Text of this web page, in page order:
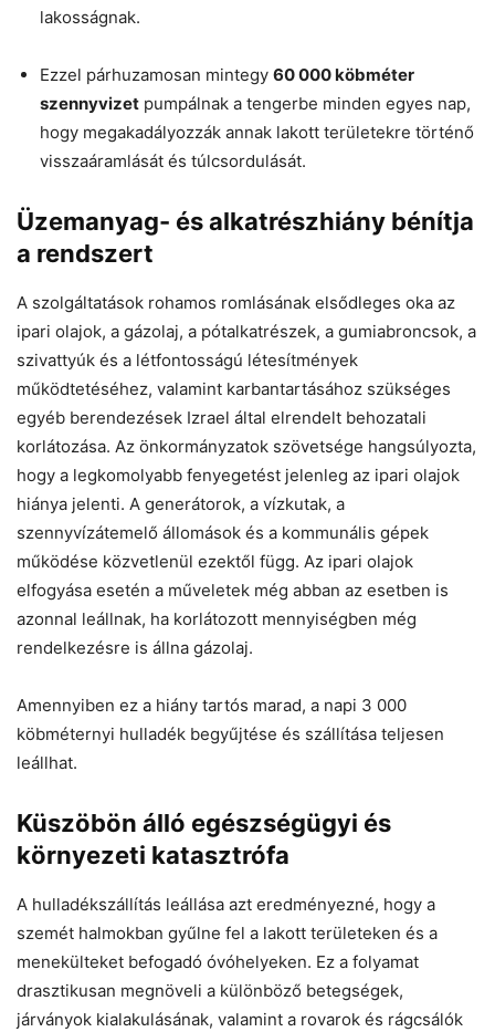
lakosságnak.
Ezzel párhuzamosan mintegy 60 000 köbméter
szennyvizet pumpálnak a tengerbe minden egyes nap,
hogy megakadályozzák annak lakott területekre történő
visszaáramlását és túlcsordulását.
Üzemanyag- és alkatrészhiány bénítja
a rendszert
A szolgáltatások rohamos romlásának elsődleges oka az
ipari olajok, a gázolaj, a pótalkatrészek, a gumiabroncsok, a
szivattyúk és a létfontosságú létesítmények
működtetéséhez, valamint karbantartásához szükséges
egyéb berendezések Izrael által elrendelt behozatali
korlátozása. Az önkormányzatok szövetsége hangsúlyozta,
hogy a legkomolyabb fenyegetést jelenleg az ipari olajok
hiánya jelenti. A generátorok, a vízkutak, a
szennyvízátemelő állomások és a kommunális gépek
működése közvetlenül ezektől függ. Az ipari olajok
elfogyása esetén a műveletek még abban az esetben is
azonnal leállnak, ha korlátozott mennyiségben még
rendelkezésre is állna gázolaj.
Amennyiben ez a hiány tartós marad, a napi 3 000
köbméternyi hulladék begyűjtése és szállítása teljesen
leállhat.
Küszöbön álló egészségügyi és
környezeti katasztrófa
A hulladékszállítás leállása azt eredményezné, hogy a
szemét halmokban gyűlne fel a lakott területeken és a
menekülteket befogadó óvóhelyeken. Ez a folyamat
drasztikusan megnöveli a különböző betegségek,
járványok kialakulásának, valamint a rovarok és rágcsálók